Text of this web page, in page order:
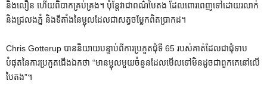
និងលឿន ហើយពិបាកគ្រប់គ្រង។ ប៉ុន្តែ​វា​ជា​ពណ៌​បៃតង ដែល​ពោរពេញ​ទៅ​ដោយ​រលាក់
និង​ជ្រលង​ភ្នំ និង​ទីតាំង​នៃ​ម្ជុល​ដែល​ជា​សត្វ​ចម្លែក​ពិត​ប្រាកដ។
Chris Gotterup បាន​និយាយ​បន្ទាប់​ពី​ការ​ប្រកួត​ជុំ​ទី 65 របស់​គាត់​ដែល​ជា​ជុំ​ទាប​
បំផុត​នៃ​ការ​ប្រកួត​ជើង​ឯក​ថា “មាន​ម្ជុល​មួយ​ចំនួន​ដែល​មើល​ទៅ​មិន​ដូច​ជា​ពួក​គេ​នៅ​លើ​
បៃតង”។